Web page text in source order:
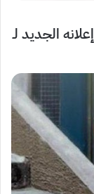
الجديد لـ